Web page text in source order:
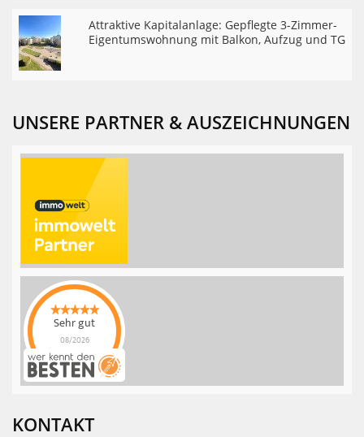
Attraktive Kapitalanlage: Gepflegte 3-Zimmer-
Eigentumswohnung mit Balkon, Aufzug und TG
UNSERE PARTNER & AUSZEICHNUNGEN
Sehr gut
08/2026
Rothbaum Invest
hat4.9von5
auf
werkenntdenBESTEN.de
KONTAKT